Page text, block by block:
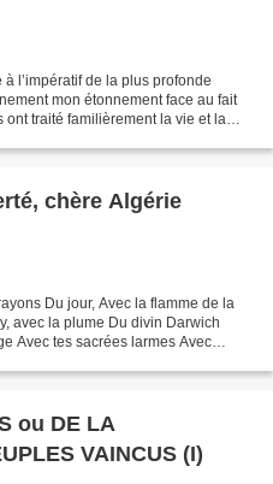
l’impératif de la plus profonde
mon étonnement face au fait
traité familièrement la vie et la
chère Algérie
Du jour, Avec la flamme de la
avec la plume Du divin Darwich
Avec tes sacrées larmes Avec
ou DE LA
VAINCUS (I)